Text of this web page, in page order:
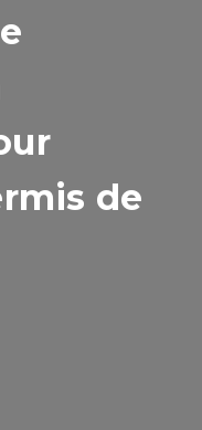
de